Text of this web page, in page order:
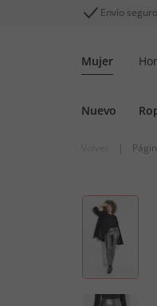
Envío
Mujer
Nuevo
|